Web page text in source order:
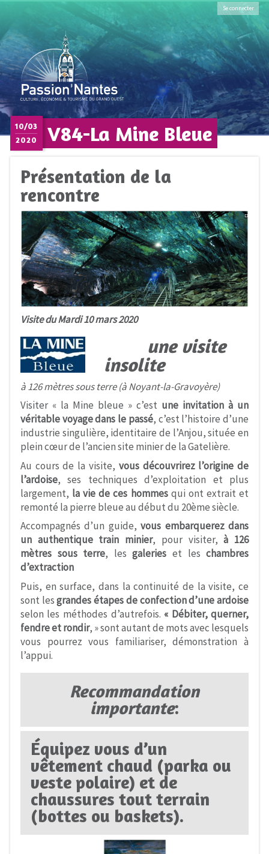
Se connecter
10/03
2020
V84-La Mine Bleue
Présentation de la
rencontre
Visite du Mardi 10 mars 2020
une visite
insolite
à 126 mètres sous terre (à Noyant-la-Gravoyère)
Visiter « la Mine bleue » c’est une invitation à un
véritable voyage dans le passé, c’est l’histoire d’une
industrie singulière, identitaire de l’Anjou, située en
plein cœur de l’ancien site minier de la Gatelière.
Au cours de la visite, vous découvrirez l’origine de
l’ardoise, ses techniques d’exploitation et plus
largement, la vie de ces hommesqui ont extrait et
remonté la pierre bleue au début du 20ème siècle.
Accompagnés d’un guide,vous embarquerez dans
un authentique train minier, pour visiter,à 126
mètres sous terre, lesgaleries et leschambres
d’extraction
Puis, en surface, dans la continuité de la visite, ce
sont lesgrandes étapes de confection d’une ardoise
selon les méthodes d’autrefois. « Débiter, querner,
fendre et rondir, » sont autant de mots avec lesquels
vous pourrez vous familiariser, démonstration à
l’appui.
Recommandation
importante:
Équipez vous d’un
vêtement chaud (parka ou
veste polaire) et de
chaussures tout terrain
(bottes ou baskets).